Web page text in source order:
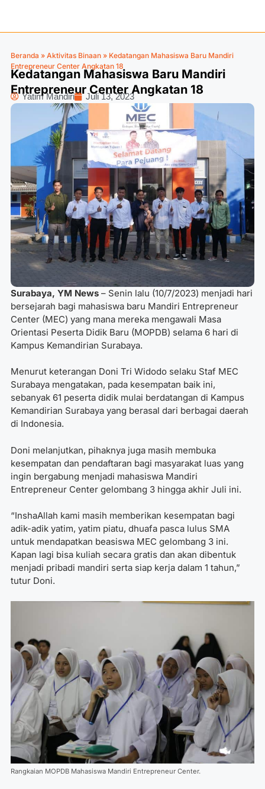
Beranda » Aktivitas Binaan » Kedatangan Mahasiswa Baru Mandiri
Entrepreneur Center Angkatan 18
Kedatangan Mahasiswa Baru Mandiri
Entrepreneur Center Angkatan 18
Yatim Mandiri Juli 13, 2023
Surabaya, YM News – Senin lalu (10/7/2023) menjadi hari
bersejarah bagi mahasiswa baru Mandiri Entrepreneur
Center (MEC) yang mana mereka mengawali Masa
Orientasi Peserta Didik Baru (MOPDB) selama 6 hari di
Kampus Kemandirian Surabaya.
Menurut keterangan Doni Tri Widodo selaku Staf MEC
Surabaya mengatakan, pada kesempatan baik ini,
sebanyak 61 peserta didik mulai berdatangan di Kampus
Kemandirian Surabaya yang berasal dari berbagai daerah
di Indonesia.
Doni melanjutkan, pihaknya juga masih membuka
kesempatan dan pendaftaran bagi masyarakat luas yang
ingin bergabung menjadi mahasiswa Mandiri
Entrepreneur Center gelombang 3 hingga akhir Juli ini.
“InshaAllah kami masih memberikan kesempatan bagi
adik-adik yatim, yatim piatu, dhuafa pasca lulus SMA
untuk mendapatkan beasiswa MEC gelombang 3 ini.
Kapan lagi bisa kuliah secara gratis dan akan dibentuk
menjadi pribadi mandiri serta siap kerja dalam 1 tahun,”
tutur Doni.
Rangkaian MOPDB Mahasiswa Mandiri Entrepreneur Center.